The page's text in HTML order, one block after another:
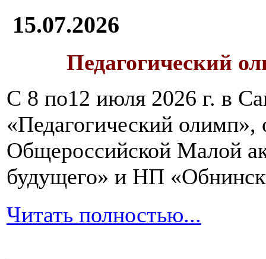
15.07.2026
Педагогический
С 8 по12 июля 2026 г. в
«Педагогический олимп»,
Общероссийской Малой
будущего» и НП
Читать полностью...